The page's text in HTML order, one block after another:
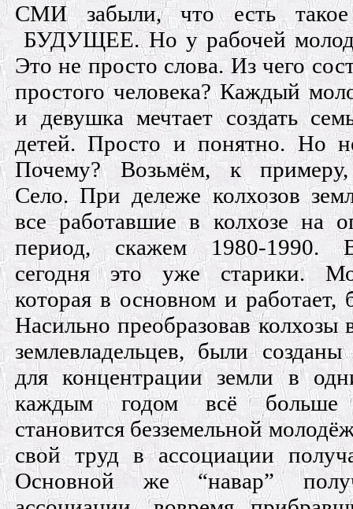
СМИ забыли, что есть
БУДУЩЕЕ. Но у рабочей
Это не просто слова. Из чего
простого человека? Каждый
и девушка мечтает создать
детей. Просто и понятно. Но
Почему? Возьмём, к
Село. При дележе колхозов
все работавшие в колхозе на
период, скажем 1980-1990.
сегодня это уже старики.
которая в основном и работает,
Насильно преобразовав колхозы
землевладельцев, были
для концентрации земли в
каждым годом всё
становится безземельной
свой труд в ассоциации
Основной же “навар”